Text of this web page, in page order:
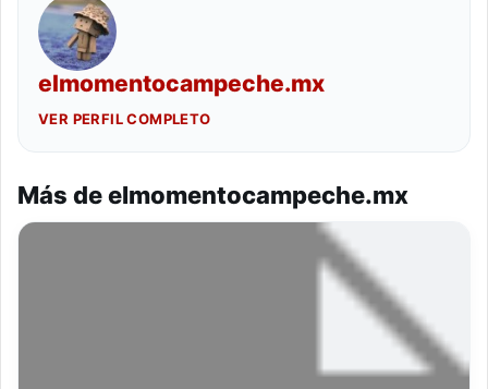
elmomentocampeche.mx
VER PERFIL COMPLETO
Más de elmomentocampeche.mx